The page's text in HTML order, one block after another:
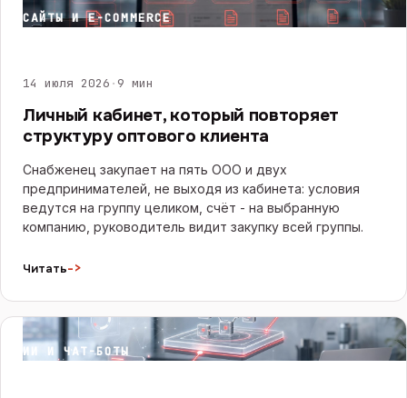
САЙТЫ И E-COMMERCE
14 июля 2026 · 9 мин
Личный кабинет, который повторяет
структуру оптового клиента
Снабженец закупает на пять ООО и двух
предпринимателей, не выходя из кабинета: условия
ведутся на группу целиком, счёт - на выбранную
компанию, руководитель видит закупку всей группы.
Читать->
ИИ И ЧАТ-БОТЫ